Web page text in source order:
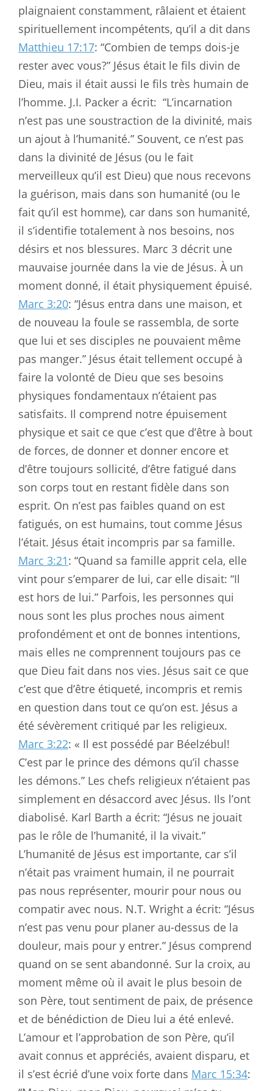
plaignaient constamment, râlaient et étaient
spirituellement incompétents, qu’il a dit dans
Matthieu 17:17: “Combien de temps dois-je
rester avec vous?” Jésus était le fils divin de
Dieu, mais il était aussi le fils très humain de
l’homme. J.I. Packer a écrit: “L’incarnation
n’est pas une soustraction de la divinité, mais
un ajout à l’humanité.” Souvent, ce n’est pas
dans la divinité de Jésus (ou le fait
merveilleux qu’il est Dieu) que nous recevons
la guérison, mais dans son humanité (ou le
fait qu’il est homme), car dans son humanité,
il s’identifie totalement à nos besoins, nos
désirs et nos blessures. Marc 3 décrit une
mauvaise journée dans la vie de Jésus. À un
moment donné, il était physiquement épuisé.
Marc 3:20: “Jésus entra dans une maison, et
de nouveau la foule se rassembla, de sorte
que lui et ses disciples ne pouvaient même
pas manger.” Jésus était tellement occupé à
faire la volonté de Dieu que ses besoins
physiques fondamentaux n’étaient pas
satisfaits. Il comprend notre épuisement
physique et sait ce que c’est que d’être à bout
de forces, de donner et donner encore et
d’être toujours sollicité, d’être fatigué dans
son corps tout en restant fidèle dans son
esprit. On n’est pas faibles quand on est
fatigués, on est humains, tout comme Jésus
l’était. Jésus était incompris par sa famille.
Marc 3:21: “Quand sa famille apprit cela, elle
vint pour s’emparer de lui, car elle disait: “Il
est hors de lui.” Parfois, les personnes qui
nous sont les plus proches nous aiment
profondément et ont de bonnes intentions,
mais elles ne comprennent toujours pas ce
que Dieu fait dans nos vies. Jésus sait ce que
c’est que d’être étiqueté, incompris et remis
en question dans tout ce qu’on est. Jésus a
été sévèrement critiqué par les religieux.
Marc 3:22: « Il est possédé par Béelzébul!
C’est par le prince des démons qu’il chasse
les démons.” Les chefs religieux n’étaient pas
simplement en désaccord avec Jésus. Ils l’ont
diabolisé. Karl Barth a écrit: “Jésus ne jouait
pas le rôle de l’humanité, il la vivait.”
L’humanité de Jésus est importante, car s’il
n’était pas vraiment humain, il ne pourrait
pas nous représenter, mourir pour nous ou
compatir avec nous. N.T. Wright a écrit: “Jésus
n’est pas venu pour planer au-dessus de la
douleur, mais pour y entrer.” Jésus comprend
quand on se sent abandonné. Sur la croix, au
moment même où il avait le plus besoin de
son Père, tout sentiment de paix, de présence
et de bénédiction de Dieu lui a été enlevé.
L’amour et l’approbation de son Père, qu’il
avait connus et appréciés, avaient disparu, et
il s’est écrié d’une voix forte dans Marc 15:34: